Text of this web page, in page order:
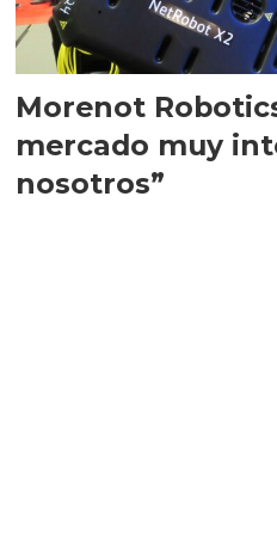
Morenot
mercado muy
nosotros”